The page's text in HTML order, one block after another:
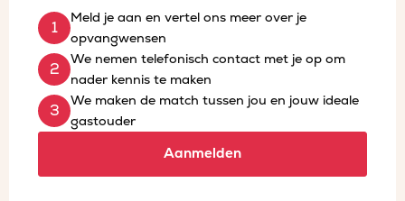
Meld je aan en vertel ons meer over je
opvangwensen
We nemen telefonisch contact met je op om
nader kennis te maken
We maken de match tussen jou en jouw ideale
gastouder
Aanmelden